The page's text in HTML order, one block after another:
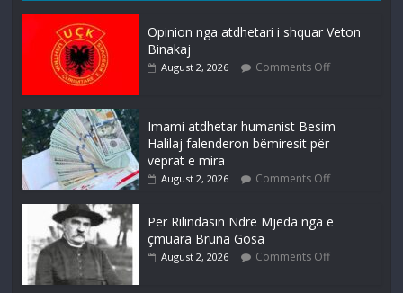
Opinion nga atdhetari i shquar Veton
Binakaj
August 2, 2026 Comments Off
Imami atdhetar humanist Besim
Halilaj falenderon bëmiresit për
veprat e mira
August 2, 2026 Comments Off
Për Rilindasin Ndre Mjeda nga e
çmuara Bruna Gosa
August 2, 2026 Comments Off